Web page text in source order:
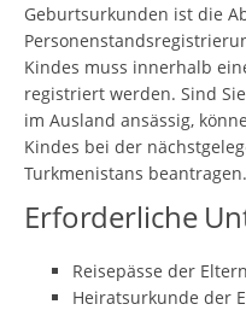
Geburtsurkunden ist die
Kindes muss innerhalb
registriert werden. Sind
im Ausland ansässig,
Kindes bei der
Turkmenistans beantragen.
Erforderliche
Reisepässe der Eltern
Heiratsurkunde der